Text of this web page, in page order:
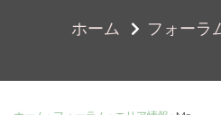
ホーム フォーラ